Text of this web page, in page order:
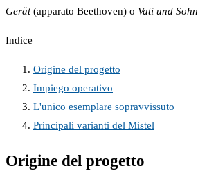
Gerät(apparato Beethoven) o Vati und Sohn
Indice
Origine del progetto
Impiego operativo
L'unico esemplare sopravvissuto
Principali varianti del Mistel
Origine del progetto